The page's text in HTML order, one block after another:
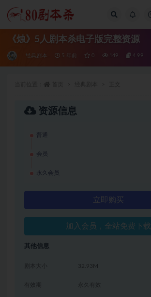
《烛》5人剧本杀电子版完整资源
经典剧本 5 年前 0 149 4.99
资源信息
普通
会员
永久会员
立即购买
加入会员，全站免费下载
其他信息
剧本大小 32.93M
有效期 永久有效